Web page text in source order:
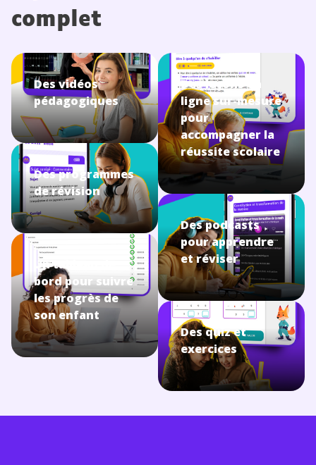
complet
Des vidéos
pédagogiques
Des programmes
de révision
Un tableau de
bord pour suivre
les progrès de
son enfant
Des leçons en
ligne sur-mesure
pour
accompagner la
réussite scolaire
Des podcasts
pour apprendre
et réviser
Des quiz et
exercices